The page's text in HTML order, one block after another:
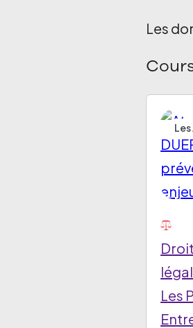
Les
légal
Les